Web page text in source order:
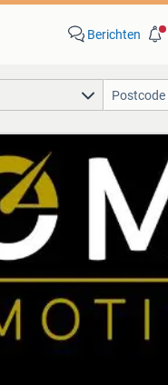
Berichten